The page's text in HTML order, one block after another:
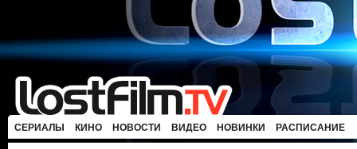
СЕРИАЛЫ КИНО НОВОСТИ ВИДЕО НОВИНКИ РАСПИСАНИЕ